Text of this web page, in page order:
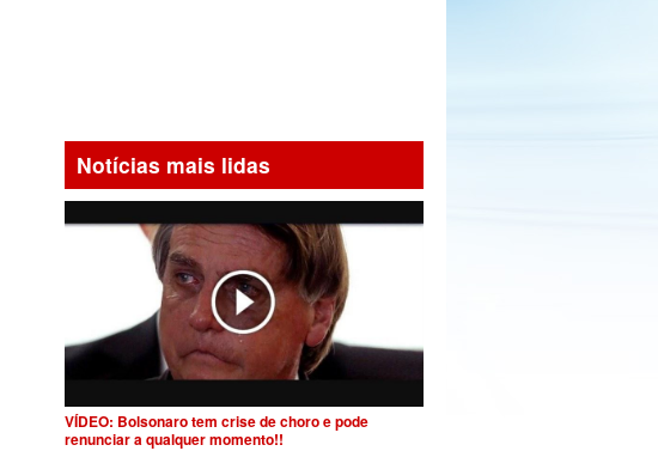
Notícias mais lidas
VÍDEO: Bolsonaro tem crise de choro e pode
renunciar a qualquer momento!!